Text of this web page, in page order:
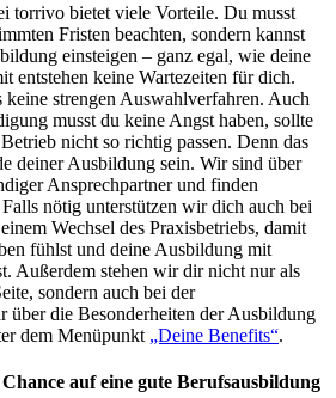
torrivo bietet viele Vorteile. Du musst
Fristen beachten, sondern kannst
einsteigen – ganz egal, wie deine
entstehen keine Wartezeiten für dich.
keine strengen Auswahlverfahren. Auch
musst du keine Angst haben, sollte
nicht so richtig passen. Denn das
deiner Ausbildung sein. Wir sind über
Ansprechpartner und finden
nötig unterstützen wir dich auch bei
Wechsel des Praxisbetriebs, damit
fühlst und deine Ausbildung mit
Außerdem stehen wir dir nicht nur als
sondern auch bei der
über die Besonderheiten der Ausbildung
dem Menüpunkt „Deine Benefits“.
auf eine gute Berufsausbildung